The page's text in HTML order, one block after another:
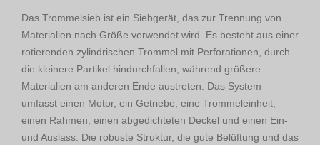
Das Trommelsieb ist ein Siebgerät, das zur Trennung von
Materialien nach Größe verwendet wird. Es besteht aus einer
rotierenden zylindrischen Trommel mit Perforationen, durch
die kleinere Partikel hindurchfallen, während größere
Materialien am anderen Ende austreten. Das System
umfasst einen Motor, ein Getriebe, eine Trommeleinheit,
einen Rahmen, einen abgedichteten Deckel und einen Ein-
und Auslass. Die robuste Struktur, die gute Belüftung und das